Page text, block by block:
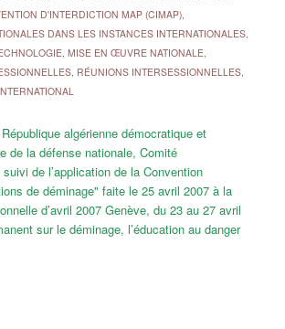
D'INTERDICTION MAP (CIMAP),
DANS LES INSTANCES INTERNATIONALES,
, MISE EN ŒUVRE NATIONALE,
, RÉUNIONS INTERSESSIONNELLES,
algérienne démocratique et
de la défense nationale, Comité
de l’application de la Convention
de déminage" faite le 25 avril 2007 à la
d’avril 2007 Genève, du 23 au 27 avril
sur le déminage, l’éducation au danger